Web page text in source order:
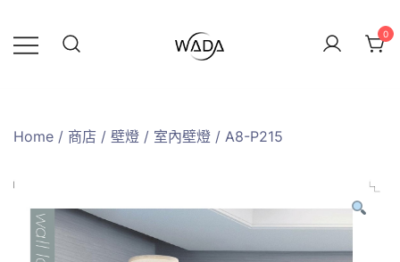
0
Home / 商店 / 壁燈 / 室內壁燈 / A8-P215